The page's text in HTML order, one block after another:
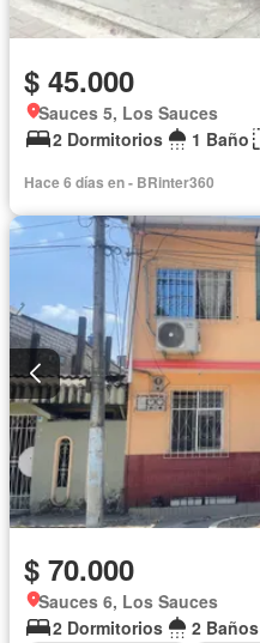
$ 45.000
Sauces 5, Los Sauces
2 Dormitorios
1 Baño
Hace 6 días en - BRinter360
$ 70.000
Sauces 6, Los Sauces
2 Dormitorios
2 Baños